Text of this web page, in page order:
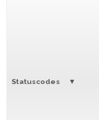
Statuscodes